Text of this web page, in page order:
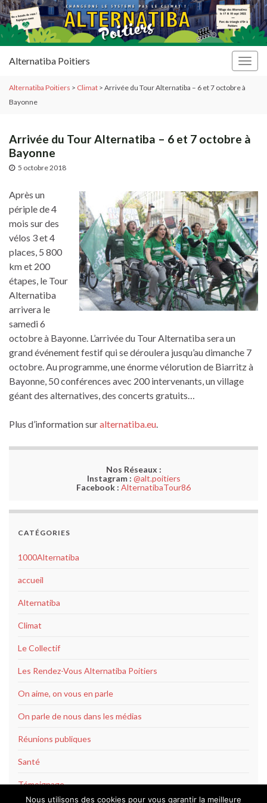
Alternatiba Poitiers
Alternatiba Poitiers > Climat > Arrivée du Tour Alternatiba – 6 et 7 octobre à
Bayonne
Arrivée du Tour Alternatiba – 6 et 7 octobre à
Bayonne
5 octobre 2018
Après un
périple de 4
mois sur des
vélos 3 et 4
places, 5 800
km et 200
étapes, le Tour
Alternatiba
arrivera le
samedi 6
octobre à Bayonne. L’arrivée du Tour Alternatiba sera un
grand événement festif qui se déroulera jusqu’au dimanche 7
octobre. Au programme, une énorme vélorution de Biarritz à
Bayonne, 50 conférences avec 200 intervenants, un village
géant des alternatives, des concerts gratuits…
Plus d’information suralternatiba.eu
Nos Réseaux :
Instagram : @alt.poitiers
Facebook : AlternatibaTour86
CATÉGORIES
1000Alternatiba
accueil
Alternatiba
Climat
Le Collectif
Les Rendez-Vous Alternatiba Poitiers
On aime, on vous en parle
On parle de nous dans les médias
Réunions publiques
Santé
Témoignage
Nous utilisons des cookies pour vous garantir la meilleure